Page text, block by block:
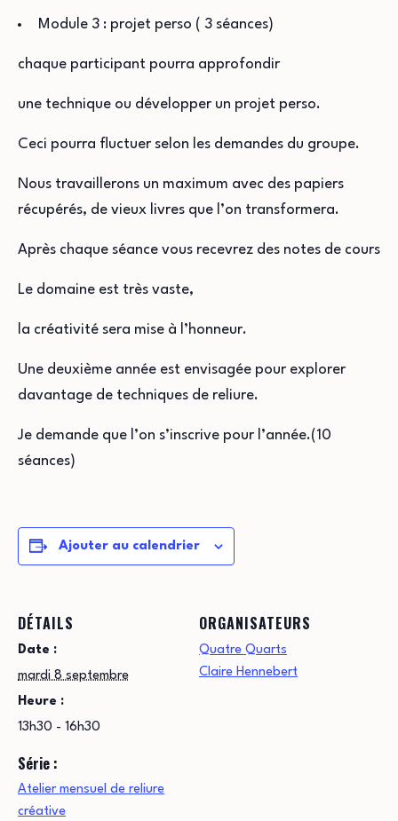
Module 3 : projet perso ( 3 séances)
chaque participant pourra approfondir
une technique ou développer un projet perso.
Ceci pourra fluctuer selon les demandes du groupe.
Nous travaillerons un maximum avec des papiers
récupérés, de vieux livres que l’on transformera.
Après chaque séance vous recevrez des notes de cours
Le domaine est très vaste,
la créativité sera mise à l’honneur.
Une deuxième année est envisagée pour explorer
davantage de techniques de reliure.
Je demande que l’on s’inscrive pour l’année.(10
séances)
Ajouter au calendrier
DÉTAILS
Date :
mardi 8 septembre
Heure :
13h30 - 16h30
Série :
Atelier mensuel de reliure
créative
ORGANISATEURS
Quatre Quarts
Claire Hennebert